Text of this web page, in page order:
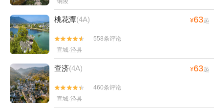
桃花潭(4A) ¥63起


558条评论
宣城·泾县
查济(4A) ¥63起


460条评论
宣城·泾县